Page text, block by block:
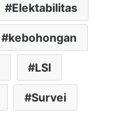
Elektabilitas
kebohongan
LSI
Survei